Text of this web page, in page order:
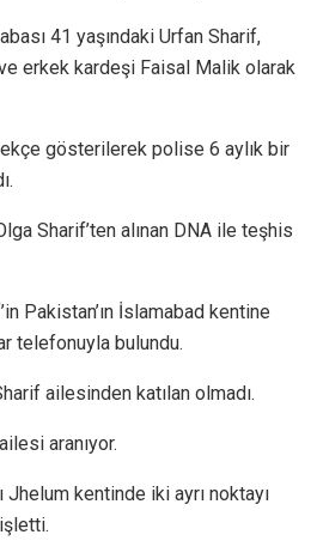
41 yaşındaki Urfan Sharif,
erkek kardeşi Faisal Malik olarak
gösterilerek polise 6 aylık bir
Sharif’ten alınan DNA ile teşhis
Pakistan’ın İslamabad kentine
telefonuyla bulundu.
ailesinden katılan olmadı.
aranıyor.
kentinde iki ayrı noktayı